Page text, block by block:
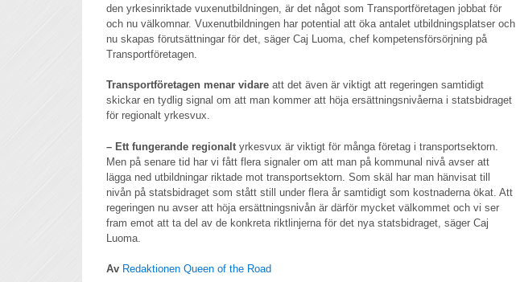
den yrkesinriktade vuxenutbildningen, är det något som Transportföretagen jobbat för
och nu välkomnar. Vuxenutbildningen har potential att öka antalet utbildningsplatser och
nu skapas förutsättningar för det, säger Caj Luoma, chef kompetensförsörjning på
Transportföretagen.
Transportföretagen menar vidare att det även är viktigt att regeringen samtidigt
skickar en tydlig signal om att man kommer att höja ersättningsnivåerna i statsbidraget
för regionalt yrkesvux.
– Ett fungerande regionalt yrkesvux är viktigt för många företag i transportsektorn.
Men på senare tid har vi fått flera signaler om att man på kommunal nivå avser att
lägga ned utbildningar riktade mot transportsektorn. Som skäl har man hänvisat till
nivån på statsbidraget som stått still under flera år samtidigt som kostnaderna ökat. Att
regeringen nu avser att höja ersättningsnivån är därför mycket välkommet och vi ser
fram emot att ta del av de konkreta riktlinjerna för det nya statsbidraget, säger Caj
Luoma.
Av Redaktionen Queen of the Road